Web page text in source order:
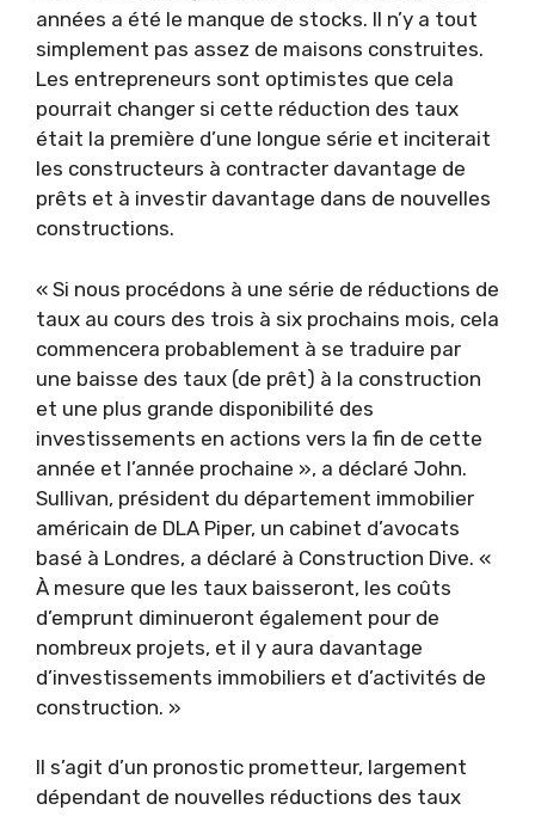
années a été le manque de stocks. Il n’y a tout
simplement pas assez de maisons construites.
Les entrepreneurs sont optimistes que cela
pourrait changer si cette réduction des taux
était la première d’une longue série et inciterait
les constructeurs à contracter davantage de
prêts et à investir davantage dans de nouvelles
constructions.
« Si nous procédons à une série de réductions de
taux au cours des trois à six prochains mois, cela
commencera probablement à se traduire par
une baisse des taux (de prêt) à la construction
et une plus grande disponibilité des
investissements en actions vers la fin de cette
année et l’année prochaine », a déclaré John.
Sullivan, président du département immobilier
américain de DLA Piper, un cabinet d’avocats
basé à Londres, a déclaré à Construction Dive. «
À mesure que les taux baisseront, les coûts
d’emprunt diminueront également pour de
nombreux projets, et il y aura davantage
d’investissements immobiliers et d’activités de
construction. »
Il s’agit d’un pronostic prometteur, largement
dépendant de nouvelles réductions des taux